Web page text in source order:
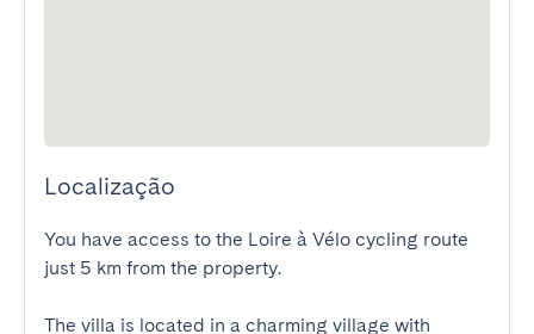
Localização
You have access to the Loire à Vélo cycling route
just 5 km from the property.
The villa is located in a charming village with